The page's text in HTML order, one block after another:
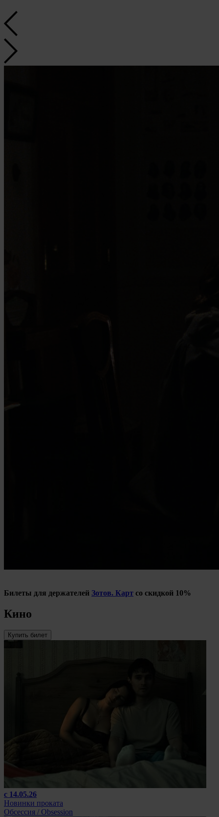
Билеты для держателей Зотов. Карт со скидкой 10%
Кино
Купить билет
с 14.05.26
Новинки проката
Обсессия / Obsession